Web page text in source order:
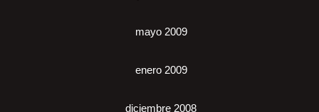
mayo 2009
enero 2009
diciembre 2008